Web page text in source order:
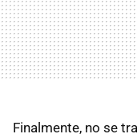
Finalmente, no se